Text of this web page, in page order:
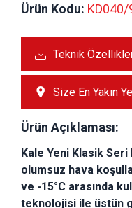
Ürün Kodu:
Teknik
Size En Yakın
Ürün Açıklaması:
Kale Yeni Klasik Seri
olumsuz hava
ve -15°C arasında
teknolojisi ile üstün